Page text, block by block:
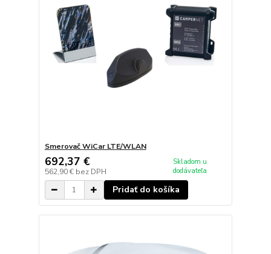
Smerovač WiCar LTE/WLAN
692,37 €
562,90 € bez DPH
Skladom u
dodávateľa
Pridať do košíka